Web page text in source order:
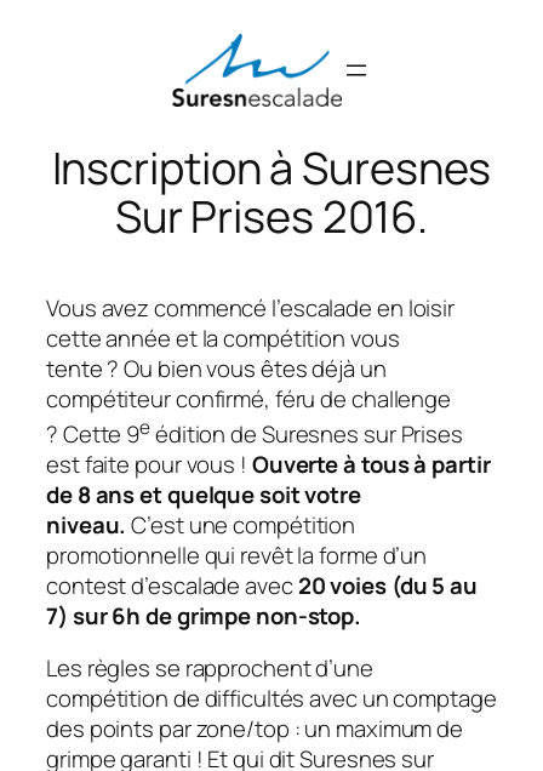
Inscription à Suresnes
Sur Prises 2016.
Vous avez commencé l’escalade en loisir
cette année et la compétition vous
tente ? Ou bien vous êtes déjà un
compétiteur confirmé, féru de challenge
? Cette 9eédition de Suresnes sur Prises
est faite pour vous ! Ouverte à tous à partir
de 8 ans et quelque soit votre
niveau. C’est une compétition
promotionnelle qui revêt la forme d’un
contest d’escalade avec20 voies (du 5 au
7) sur 6h de grimpe non-stop.
Les règles se rapprochent d’une
compétition de difficultés avec un comptage
des points par zone/top : un maximum de
grimpe garanti ! Et qui dit Suresnes sur